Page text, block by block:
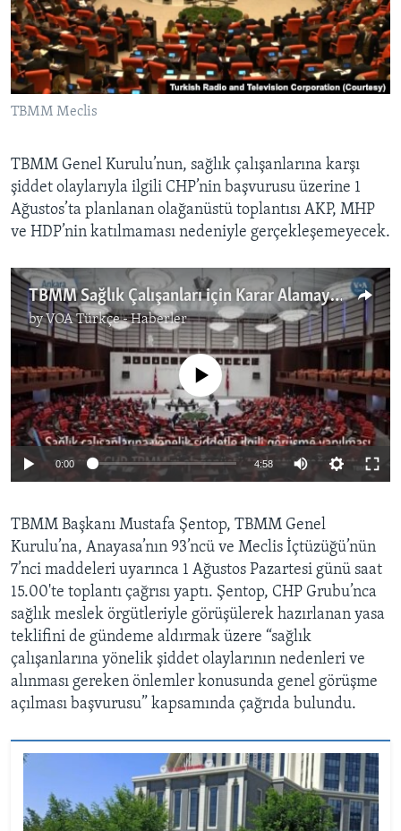
HAYATTAN
SANAT
BIZI TAKIP EDIN
Diller
TBMM Meclis
TBMM Genel Kurulu’nun, sağlık çalışanlarına karşı
şiddet olaylarıyla ilgili CHP’nin başvurusu üzerine 1
Ağustos’ta planlanan olağanüstü toplantısı AKP, MHP
ve HDP’nin katılmaması nedeniyle gerçekleşemeyecek.
TBMM Sağlık Çalışanları için Karar Alamayacak mı?
byVOA Türkçe - Haberler
No media source currently available
0:00 4:58
TBMM Başkanı Mustafa Şentop, TBMM Genel
Kurulu’na, Anayasa’nın 93’ncü ve Meclis İçtüzüğü’nün
7’nci maddeleri uyarınca 1 Ağustos Pazartesi günü saat
15.00'te toplantı çağrısı yaptı. Şentop, CHP Grubu’nca
sağlık meslek örgütleriyle görüşülerek hazırlanan yasa
teklifini de gündeme aldırmak üzere “sağlık
çalışanlarına yönelik şiddet olaylarının nedenleri ve
alınması gereken önlemler konusunda genel görüşme
açılması başvurusu” kapsamında çağrıda bulundu.